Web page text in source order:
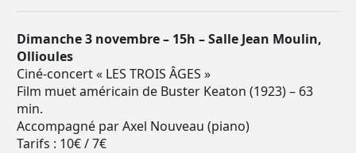
Dimanche 3 novembre – 15h – Salle Jean Moulin,
Ollioules
Ciné-concert « LES TROIS ÂGES »
Film muet américain de Buster Keaton (1923) – 63
min.
Accompagné par Axel Nouveau (piano)
Tarifs : 10€ / 7€